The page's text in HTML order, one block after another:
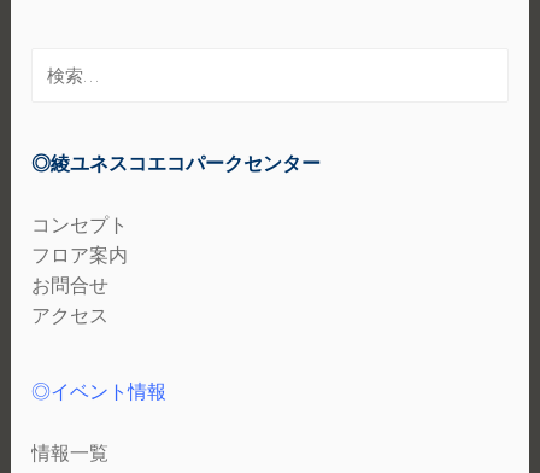
索:
◎綾ユネスコエコパークセンター
コンセプト
フロア案内
お問合せ
アクセス
◎イベント情報
情報一覧